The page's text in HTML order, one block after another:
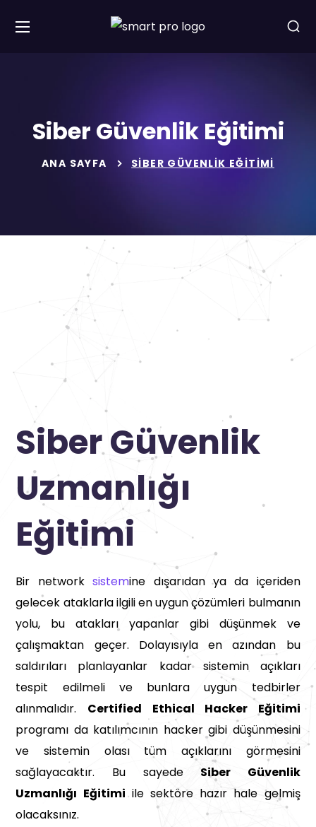
Siber Güvenlik Eğitimi
ANA SAYFA SIBER GÜVENLIK EĞITIMI
Siber Güvenlik
Uzmanlığı
Eğitimi
Bir networksistemine dışarıdan ya da içeriden
gelecek ataklarla ilgili en uygun çözümleri bulmanın
yolu, bu atakları yapanlar gibi düşünmek ve
çalışmaktan geçer. Dolayısıyla en azından bu
saldırıları planlayanlar kadar sistemin açıkları
tespit edilmeli ve bunlara uygun tedbirler
alınmalıdır. Certified Ethical Hacker Eğitimi
programı da katılımcının hacker gibi düşünmesini
ve sistemin olası tüm açıklarını görmesini
sağlayacaktır. Bu sayedeSiber Güvenlik
Uzmanlığı Eğitimiile sektöre hazır hale gelmiş
olacaksınız.